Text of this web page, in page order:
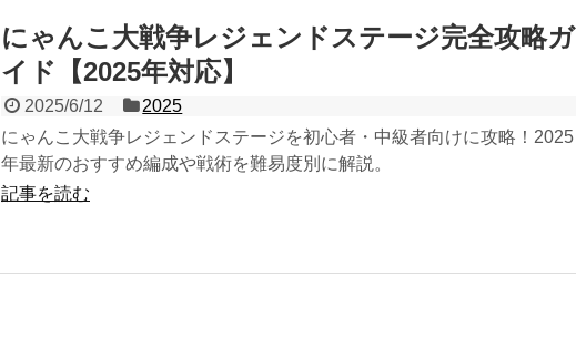
にゃんこ大戦争レジェンドステージ完全攻略ガ
イド【2025年対応】
2025/6/12
2025
にゃんこ大戦争レジェンドステージを初心者・中級者向けに攻略！2025
年最新のおすすめ編成や戦術を難易度別に解説。
記事を読む